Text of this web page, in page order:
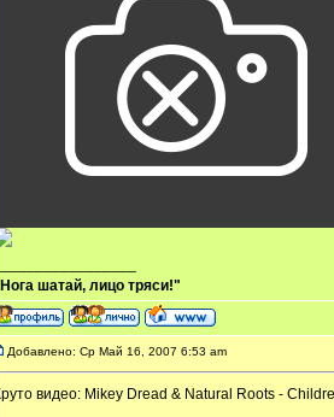
шатай, лицо тряси!"
Добавлено: Ср Май 16, 2007 6:53 am
видео: Mikey Dread & Natural Roots -